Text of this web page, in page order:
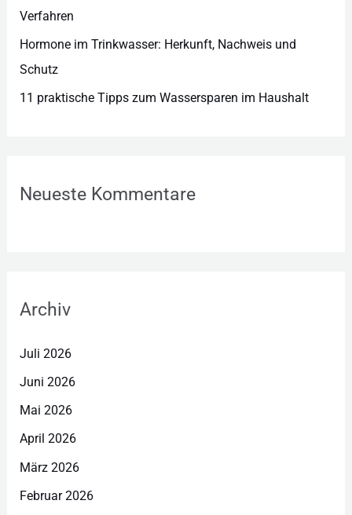
Verfahren
Hormone im Trinkwasser: Herkunft, Nachweis und
Schutz
11 praktische Tipps zum Wassersparen im Haushalt
Neueste Kommentare
Archiv
Juli 2026
Juni 2026
Mai 2026
April 2026
März 2026
Februar 2026